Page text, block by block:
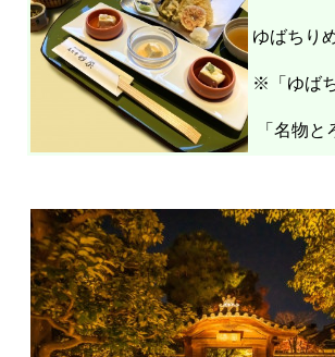
ゆばちり
※「ゆば
「名物と